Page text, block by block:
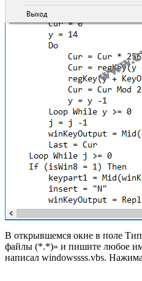
В открывшемся окне в поле
файлы (*.*)» и пишите любое
написал windowssss.vbs.